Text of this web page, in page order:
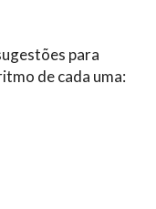
para
de cada uma: